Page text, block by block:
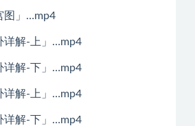
图」…mp4
详解-上」…mp4
详解-下」…mp4
详解-上」…mp4
详解-下」…mp4